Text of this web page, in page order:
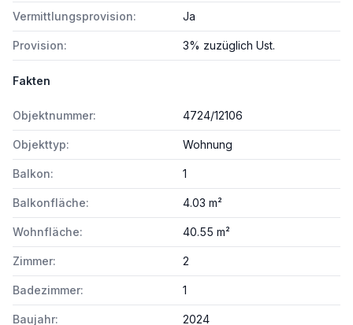
Vermittlungsprovision: Ja
Provision: 3% zuzüglich Ust.
Fakten
Objektnummer: 4724/12106
Objekttyp: Wohnung
Balkon: 1
Balkonfläche: 4.03 m²
Wohnfläche: 40.55 m²
Zimmer: 2
Badezimmer: 1
Baujahr: 2024